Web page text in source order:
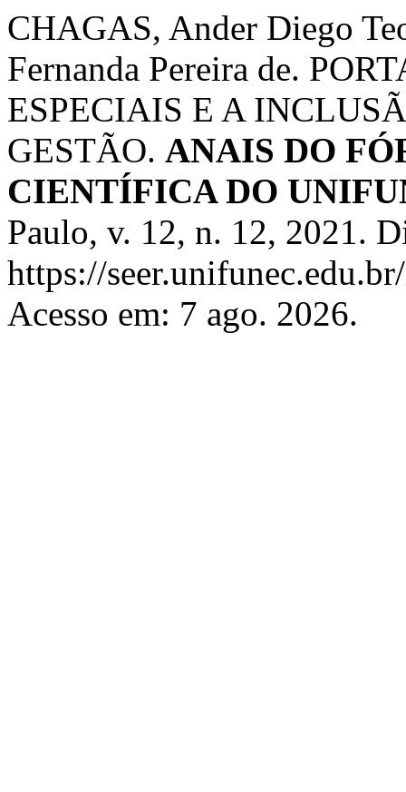
CHAGAS, Ander Diego
Fernanda Pereira de.
ESPECIAIS E A
GESTÃO. ANAIS DO
CIENTÍFICA DO
Paulo, v. 12, n. 12, 2021.
https://
Acesso em: 7 ago. 2026.